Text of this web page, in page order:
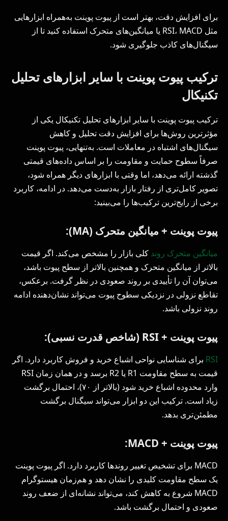
برای افزایش دقت، بهتر است از پیوت پوینت به‌همراه ابزارهایی
مثل RSI، MACD یا میانگین‌های متحرک استفاده کنید تا از
سیگنال‌های کاذب جلوگیری شود.
ترکیب پیوت پوینت با سایر ابزارهای تحلیل
تکنیکال
ترکیب پیوت پوینت با سایر ابزارهای تحلیل تکنیکال یکی از
مؤثرترین روش‌ها برای افزایش دقت تحلیل و کاهش
سیگنال‌های اشتباه در معاملات است. به‌تنهایی، پیوت پوینت
صرفاً سطوح حمایت و مقاومت را بر اساس داده‌های قیمتی
گذشته ارائه می‌دهد، اما وقتی با ابزارهای دیگر همراه شود،
تصویر کامل‌تری از رفتار بازار به‌دست می‌دهد. در ادامه، کاربرد
برخی از رایج‌ترین ترکیب‌ها را می‌بینید:
پیوت پوینت + میانگین متحرک (MA
):
میانگین متحرک روند کلی بازار را مشخص می‌کند. اگر قیمت
بالاتر از میانگین متحرک و همچنین بالاتر از سطح پیوت باشد،
می‌توان آن را تأییدی بر روند صعودی در نظر گرفت. برعکس،
تقاطع نزولی در نزدیکی سطوح پیوت می‌تواند نشان‌دهنده ادامه
روند نزولی باشد.
پیوت پوینت +RSI (شاخص قدرت نسبی):
RSI برای شناسایی نواحی اشباع خرید و فروش کاربرد دارد. اگر
قیمت به سطح مقاومت R1 یا R2 برسد و در همان زمان RSI
وارد محدوده اشباع خرید شود (بالاتر از ۷۰)، احتمال برگشت
زیاد است. ترکیب این دو ابزار می‌تواند سیگنال برگشت
مطمئن‌تری بدهد.
پیوت پوینت + MACD
:
MACD برای تشخیص تغییر روندها کاربرد دارد. اگر پیوت پوینت
یک سطح مقاومت کلیدی را نشان دهد و هم‌زمان هیستوگرام
MACD شروع به کاهش کند، می‌تواند نشانه‌ای از ضعف روند
صعودی و احتمال برگشت باشد.